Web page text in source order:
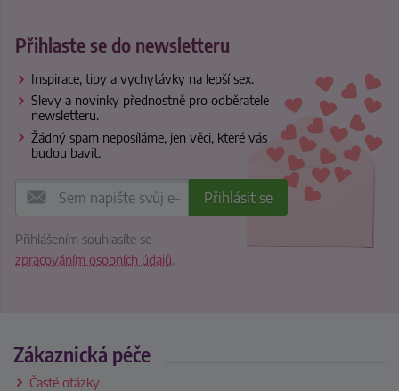
Přihlaste se do newsletteru
Inspirace, tipy a vychytávky na lepší sex.
Slevy a novinky přednostně pro odběratele
newsletteru.
Žádný spam neposíláme, jen věci, které vás
budou bavit.
Přihlášením souhlasíte se
zpracováním osobních údajů.
Zákaznická péče
Časté otázky